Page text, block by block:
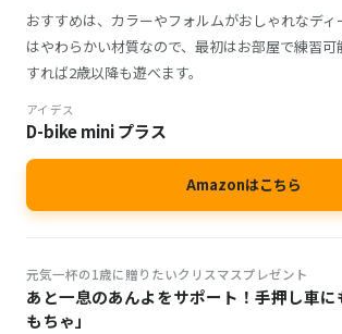
おすすめは、カラーやフォルムがおしゃれなディ
はやわらかい材質なので、最初はお部屋で練習
すれば2歳以降も遊べます。
アイデス
D-bike mini プラス
Amazonはこちら
元気一杯の1歳に贈りたいクリスマスプレゼント
あと一息のあんよをサポート！手押し車
もちゃ」